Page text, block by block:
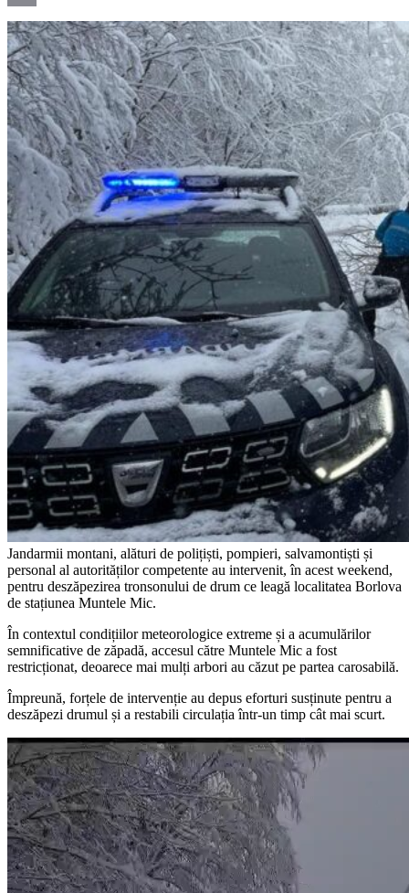
Email
Jandarmii montani, alături de polițiști, pompieri, salvamontiști și
personal al autorităților competente au intervenit, în acest weekend,
pentru deszăpezirea tronsonului de drum ce leagă localitatea Borlova
de stațiunea Muntele Mic.
În contextul condițiilor meteorologice extreme și a acumulărilor
semnificative de zăpadă, accesul către Muntele Mic a fost
restricționat, deoarece mai mulți arbori au căzut pe partea carosabilă.
Împreună, forțele de intervenție au depus eforturi susținute pentru a
deszăpezi drumul și a restabili circulația într-un timp cât mai scurt.